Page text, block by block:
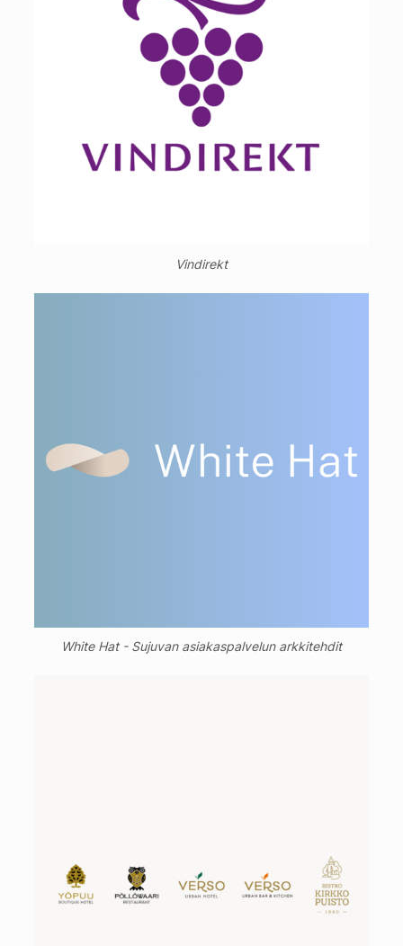
Vindirekt
White Hat - Sujuvan asiakaspalvelun arkkitehdit